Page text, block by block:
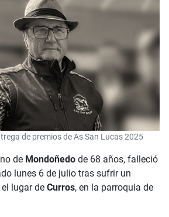
de premios de As San Lucas 2025
de Mondoñedo de 68 años, falleció
lunes 6 de julio tras sufrir un
lugar de Curros, en la parroquia de